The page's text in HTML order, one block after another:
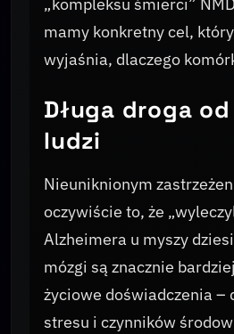
„kompleksu śmierci”
mamy konkretny cel,
wyjaśnia, dlaczego
Długa droga
ludzi
Nieuniknionym
oczywiście to, że
Alzheimera u myszy
mózgi są znacznie
życiowe doświadczenia –
stresu i czynników